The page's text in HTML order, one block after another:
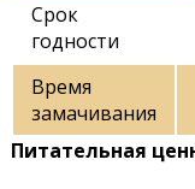
Срок
годности
Время
замачивания
Питательная